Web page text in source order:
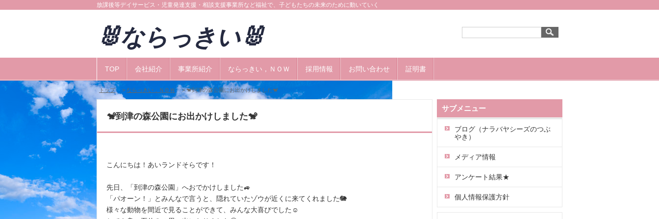
放課後等デイサービス・児童発達支援・相談支援事業所など福祉で、子どもたちの未来のために動いていく
🐰ならっきい🐰
TOP 会社紹介 事業所紹介 ならっきい，ＮＯＷ 採用情報 お問い合わせ 証明書
トップ > ならっきい，ＮＯＷ > 🐒到津の森公園にお出かけしました🐒
🐒到津の森公園にお出かけしました🐒
こんにちは！あいランドそらです！
先日、「到津の森公園」へおでかけしました🚙
「パオーン！」とみんなで言うと、隠れていたゾウが近くに来てくれました🐘
様々な動物を間近で見ることができて、みんな大喜びでした☺️
サブメニュー
ブログ（ナラバヤシーズのつぶ
やき）
メディア情報
アンケート結果★
個人情報保護方針